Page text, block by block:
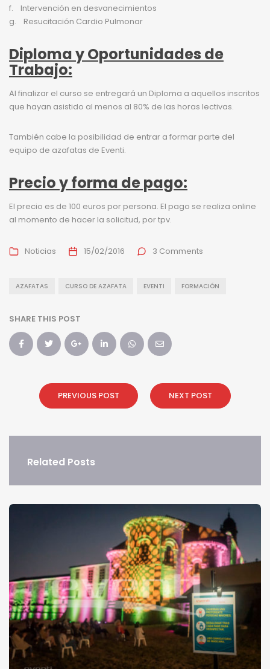
f. Intervención en desvanecimientos
g. Resucitación Cardio Pulmonar
Diploma y Oportunidades de
Trabajo:
Al finalizar el curso se entregará un Diploma a aquellos inscritos
que hayan asistido al menos al 80% de las horas lectivas.
También cabe la posibilidad de entrar a formar parte del
equipo de azafatas de Eventi.
Precio y forma de pago:
El precio es de 100 euros por persona. El pago se realiza online
al momento de hacer la solicitud, por tpv.
Noticias 15/02/2016 3 Comments
AZAFATAS CURSO DE AZAFATA EVENTI FORMACIÓN
SHARE THIS POST
PREVIOUS POST NEXT POST
Related Posts